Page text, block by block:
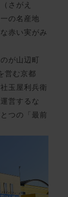
さがえ
の名産地
赤い実がみ
が山辺町
営む京都
玉屋利兵衛
営するな
つの「最前